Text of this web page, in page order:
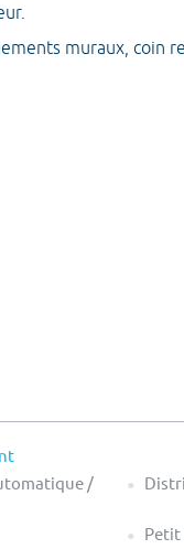
muraux, coin
/
Petit